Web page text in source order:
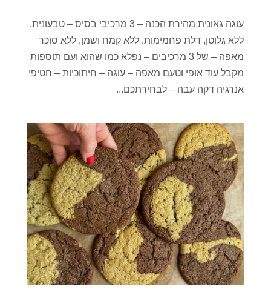
עוגה גאונית מהירת הכנה – 3 מרכיבי בסיס – טבעונית,
ללא גלוטן, דלת פחמימות, ללא קמח ושמן, ללא סוכר
מאפה – של 3 מרכיבים – נפלא כמו שהוא ועם תוספות
מקבל עוד אופי וטעם מאפה – עוגה – חיתוכיות – חטיפי
אנרגיה דקה עבה – לבחירתכם...